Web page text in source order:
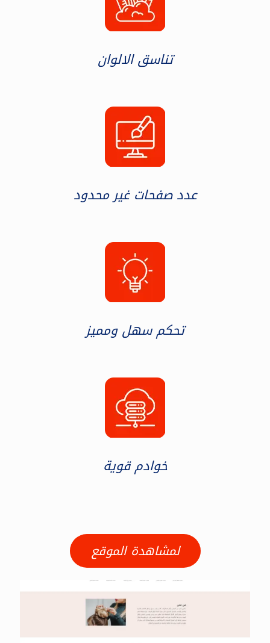
تناسق الالوان
عدد صفحات غير محدود
تحكم سهل ومميز
خوادم قوية
لمشاهدة الموقع